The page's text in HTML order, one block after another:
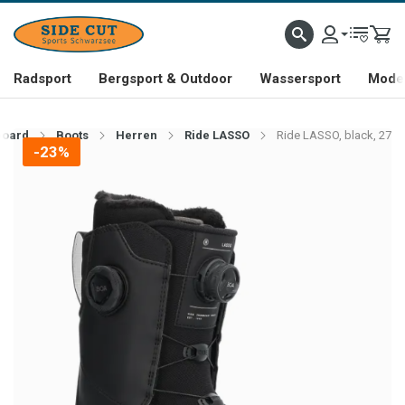
Radsport Bergsport & Outdoor Wassersport
Boots Herren Ride LASSO Ride LASSO, black, 27
-23%